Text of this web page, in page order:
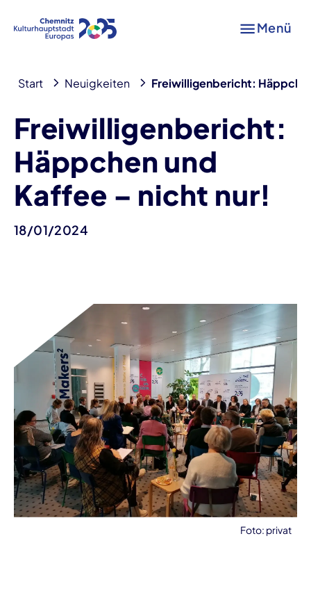
Menü
Start Neuigkeiten Freiwilligenbericht:
Freiwilligenbericht:
Häppchen und
Kaffee – nicht nur!
18/01/2024
Foto: privat